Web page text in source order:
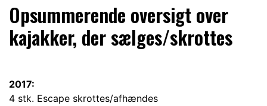
Opsummerende oversigt over
kajakker, der sælges/skrottes
2017:
4 stk. Escape skrottes/afhændes